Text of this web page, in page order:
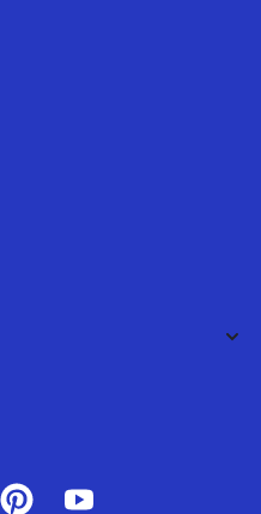
Pinterest